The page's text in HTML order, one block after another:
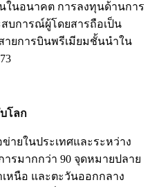
ในอนาคต การลงทุนด้านการ
บการณ์ผู้โดยสารถือเป็น
ายการบินพรีเมียมชั้นนำใน
โลก
ายในประเทศและระหว่าง
ารมากกว่า 90 จุดหมายปลาย
เหนือ และตะวันออกกลาง